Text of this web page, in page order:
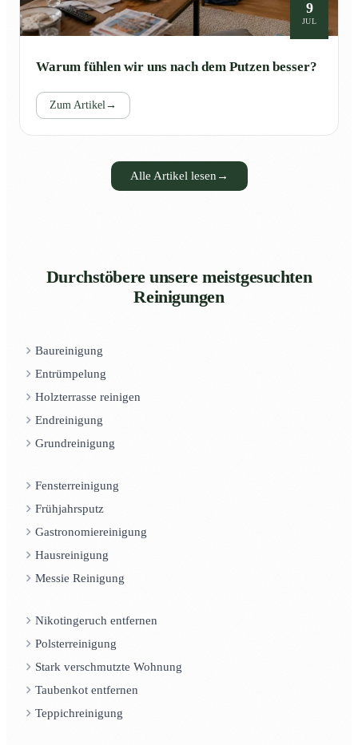
9
JUL
Warum fühlen wir uns nach dem Putzen besser?
Zum Artikel →
Alle Artikel lesen →
Durchstöbere unsere meistgesuchten
Reinigungen
Baureinigung
Entrümpelung
Holzterrasse reinigen
Endreinigung
Grundreinigung
Fensterreinigung
Frühjahrsputz
Gastronomiereinigung
Hausreinigung
Messie Reinigung
Nikotingeruch entfernen
Polsterreinigung
Stark verschmutzte Wohnung
Taubenkot entfernen
Teppichreinigung